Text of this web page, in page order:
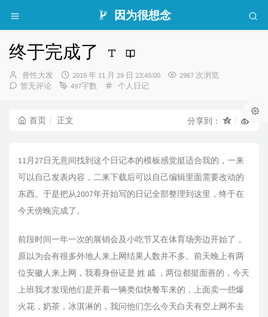
因为很想念
终于完成了
博
主：
兽性大发
发
布
2016 年 11 月 29 日 23:45:00
2967 次浏览
暂无评论
497字数
分
个人日记
首页 正文 分享到：
11月27日无意间找到这个日记本的模板感觉挺适合我的，一来
可以自己发表内容，二来下载后可以自己编辑里面需要改动的
东西。于是把从2007年开始写的日记全部整理到这里，终于在
今天傍晚完成了。
前段时间一年一次的展销会及小吃节又在体育场旁边开始了，
原以为会有很多外地人来上网结果人数并不多。前天晚上有两
位安徽人来上网，我看身份证是 姓 戚 ，两位都挺面善的，今天
上班我才发现他们是开着一辆类似快餐车来的，上面卖一些爆
火花，奶茶，冰淇淋的，我问他们怎么今天白天有空上网不去